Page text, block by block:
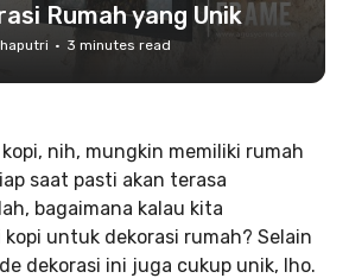
Rumah yang Unik
· 3 minutes read
nih, mungkin memiliki rumah
saat pasti akan terasa
bagaimana kalau kita
untuk dekorasi rumah? Selain
dekorasi ini juga cukup unik, lho.